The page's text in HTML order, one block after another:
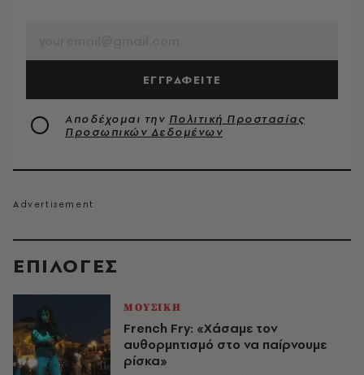
EΠΙΛΟΓΈΣ
ΜΟΥΣΙΚΗ
French Fry: «Χάσαμε τον
αυθορμητισμό στο να παίρνουμε
ρίσκα»
ΕΓΓΡΑΦΕΙΤΕ
Αποδέχομαι την Πολιτική Προστασίας
Προσωπικών Δεδομένων